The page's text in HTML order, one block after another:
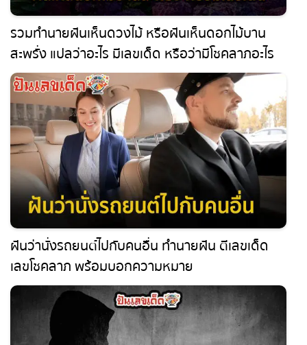
รวมทำนายฝันเห็นดวงไม้ หรือฝันเห็นดอกไม้บาน
สะพรั่ง แปลว่าอะไร มีเลขเด็ด หรือว่ามีโชคลาภอะไร
วันนี้เราจะมาเผยความหมายของความฝัน พร้อมเลข
เด็ดมาบอกกันค่ะ
ฝันว่านั่งรถยนต์ไปกับคนอื่น ทำนายฝัน ตีเลขเด็ด
เลขโชคลาภ พร้อมบอกความหมาย